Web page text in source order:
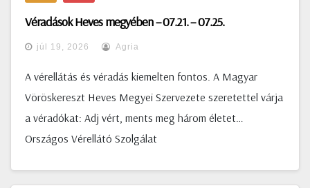
Véradások Heves megyében – 07.21. – 07.25.
júl 19, 2026 Agria
A vérellátás és véradás kiemelten fontos. A Magyar
Vöröskereszt Heves Megyei Szervezete szeretettel várja
a véradókat: Adj vért, ments meg három életet…
Országos Vérellátó Szolgálat